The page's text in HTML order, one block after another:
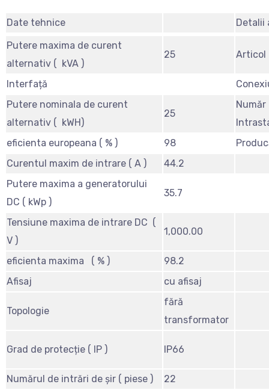
Date tehnice
Detalii
Putere maxima de curent
alternativ ( kVA )
25 Articol
Interfață
Putere nominala de curent
alternativ ( kWH)
25
eficienta europeana ( % )
98
Curentul maxim de intrare ( A )
44.2
Putere maxima a generatorului
DC ( kWp )
35.7
Tensiune maxima de intrare DC (
V )
1,000.00
eficienta maxima ( % )
98.2
Afisaj
cu afisaj
Topologie
fără
transformator
Grad de protecție ( IP ) IP66
Numărul de intrări de șir ( piese )
22